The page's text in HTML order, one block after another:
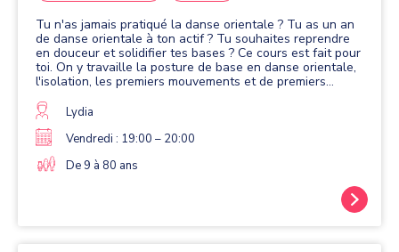
Tu n'as jamais pratiqué la danse orientale ? Tu as un an
de danse orientale à ton actif ? Tu souhaites reprendre
en douceur et solidifier tes bases ? Ce cours est fait pour
toi. On y travaille la posture de base en danse orientale,
l'isolation, les premiers mouvements et de premiers
s'adaptent à chaque niveau, et on progresse à son
rythme. L'objectif est de se muscler en douceur, de
prendre confiance dans sa danse, et (re)trouver sa
féminité.
Lydia
Vendredi : 19:00 – 20:00
De 9 à 80 ans